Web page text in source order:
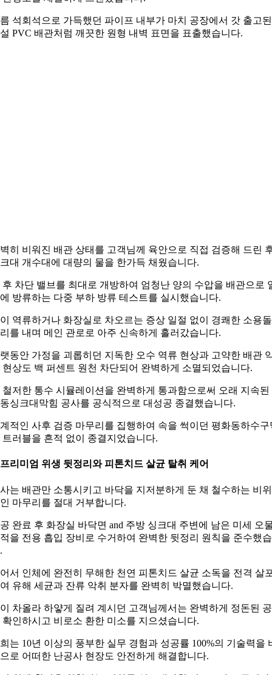
석회석으로 가득했던 파이프 내부가 마치 공장에서 갓 출고된
PVC 배관처럼 깨끗한 원형 내벽 표면을 표출했습니다.
히 비워진 배관 상태를 고객님께 육안으로 직접 검증해 드린
대 개수대에 대량의 물을 한가득 채웠습니다.
후 차단 밸브를 최대로 개방하여 엄청난 양의 수압을 배관으로
방류하는 다중 부하 방류 테스트를 실시했습니다.
역류하거나 화장실로 차오르는 증상 일절 없이 경쾌한 소용
를 내며 메인 관로로 아주 신속하게 흘러갔습니다.
동안 가정을 괴롭히던 지독한 오수 역류 현상과 고약한 배관
현상도 백 퍼센트 원천 차단되어 완벽하게 소멸되었습니다.
철저한 통수 시뮬레이션을 완벽하게 통과함으로써 오래 지속된
싱크대막힘 공사를 공식적으로 대성공 종결했습니다.
적인 사후 검증 마무리를 집행하여 속을 썩이던 평화동하수구
트러블을 흔적 없이 종결지었습니다.
리미엄 위생 뒷정리와 피톤치드 살균 탈취 케어
는 배관만 소통시키고 바닥을 지저분하게 둔 채 철수하는 비
마무리를 절대 거부합니다.
완료 후 화장실 바닥면 and 주방 싱크대 주변에 남은 미세 오
을 전용 흡입 장비로 수거하여 완벽한 뒷정리 원칙을 준수했
서 인체에 완전히 무해한 천연 피톤치드 살균 소독을 전격 살
유해 세균과 잔류 악취 분자를 완벽히 박멸했습니다.
차올라 하얗게 질려 계시던 고객님께서는 완벽하게 정돈된
확인하시고 비로소 환한 미소를 지으셨습니다.
는 10년 이상의 풍부한 실무 경험과 성공률 100%의 기술력을
로 어떠한 난공사 현장도 안전하게 해결합니다.